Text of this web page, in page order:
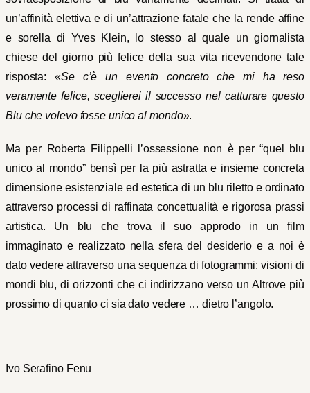
un’affinità elettiva e di un’attrazione fatale che la rende affine
e sorella di Yves Klein, lo stesso al quale un giornalista
chiese del giorno più felice della sua vita ricevendone tale
risposta: «Se c’è un evento concreto che mi ha reso
veramente felice, sceglierei il successo nel catturare questo
Blu che volevo fosse unico al mondo».
Ma per Roberta Filippelli l’ossessione non è per “quel blu
unico al mondo” bensì per la più astratta e insieme concreta
dimensione esistenziale ed estetica di un blu riletto e ordinato
attraverso processi di raffinata concettualità e rigorosa prassi
artistica. Un blu che trova il suo approdo in un film
immaginato e realizzato nella sfera del desiderio e a noi è
dato vedere attraverso una sequenza di fotogrammi: visioni di
mondi blu, di orizzonti che ci indirizzano verso un Altrove più
prossimo di quanto ci sia dato vedere … dietro l’angolo.
Ivo Serafino Fenu